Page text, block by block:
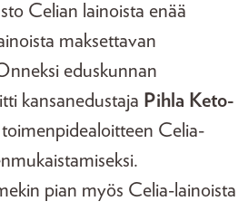
Celian lainoista enää
maksettavan
eduskunnan
kansanedustaja Pihla Keto-
Celia-
pian myös Celia-lainoista